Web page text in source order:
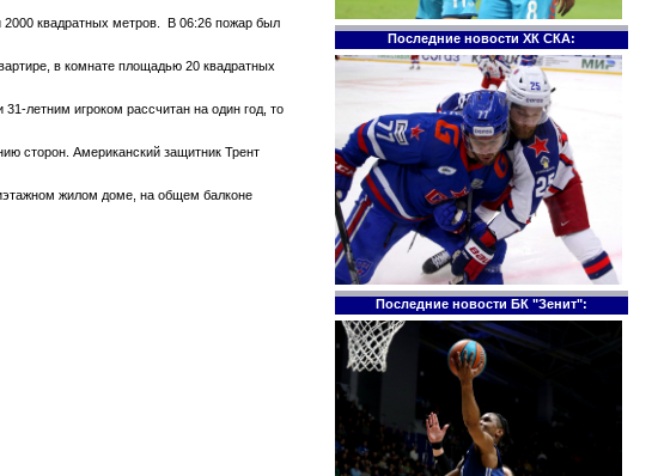
2000 квадратных метров. В 06:26 пожар был
в комнате площадью 20 квадратных
летним игроком рассчитан на один год, то
сторон. Американский защитник Трент
жилом доме, на общем балконе
Последние новости ХК СКА:
Последние новости БК "Зенит":